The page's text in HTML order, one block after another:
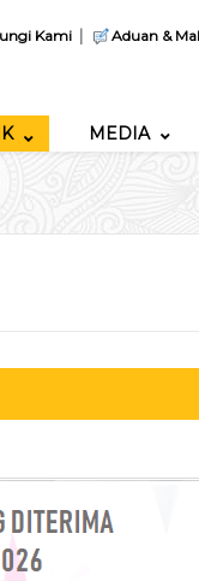
Kami | Aduan &
MEDIA